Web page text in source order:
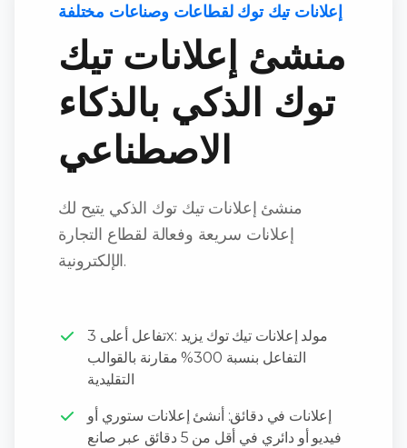
إعلانات تيك توك لقطاعات وصناعات مختلفة
منشئ إعلانات تيك
توك الذكي بالذكاء
الاصطناعي
منشئ إعلانات تيك توك الذكي يتيح لك
إعلانات سريعة وفعالة لقطاع التجارة
الإلكترونية.
تفاعل أعلى 3x: مولد إعلانات تيك توك يزيد
التفاعل بنسبة 300% مقارنة بالقوالب
التقليدية
إعلانات في دقائق: أنشئ إعلانات ستوري أو
فيديو أو دائري في أقل من 5 دقائق عبر صانع